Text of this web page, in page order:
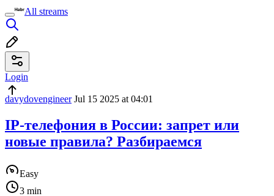
All streams
Login
davydovengineerJul 15 2025 at 04:01
IP-телефония в России: запрет или
новые правила? Разбираемся
Easy
3 min